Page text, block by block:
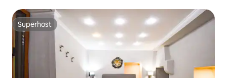
Superhost
Superhost